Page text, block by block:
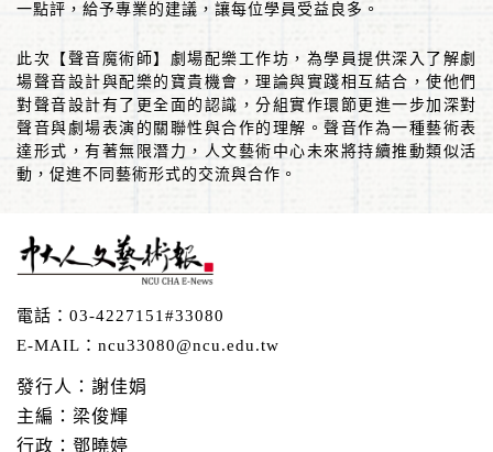
一點評，給予專業的建議，讓每位學員受益良多。
此次【聲音魔術師】劇場配樂工作坊，為學員提供深入了解劇
場聲音設計與配樂的寶貴機會，理論與實踐相互結合，使他們
對聲音設計有了更全面的認識，分組實作環節更進一步加深對
聲音與劇場表演的關聯性與合作的理解。聲音作為一種藝術表
達形式，有著無限潛力，人文藝術中心未來將持續推動類似活
動，促進不同藝術形式的交流與合作。
電話： 03-4227151#33080
E-MAIL： ncu33080@ncu.edu.tw
發行人：謝佳娟
主編：梁俊輝
行政：鄧曉婷